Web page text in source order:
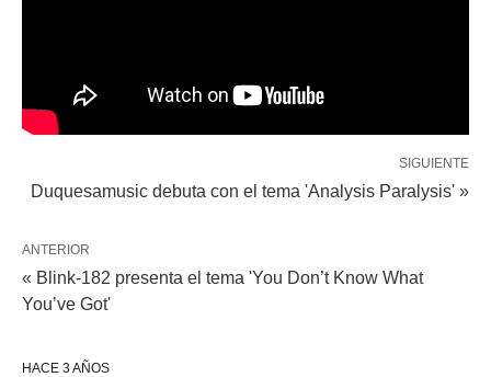
SIGUIENTE
Duquesamusic debuta con el tema 'Analysis Paralysis' »
ANTERIOR
« Blink-182 presenta el tema 'You Don’t Know What
You’ve Got'
HACE 3 AÑOS